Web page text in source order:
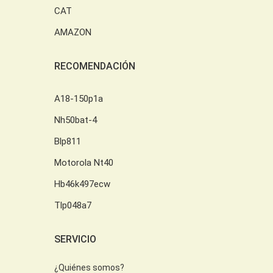
CAT
AMAZON
RECOMENDACIÓN
A18-150p1a
Nh50bat-4
Blp811
Motorola Nt40
Hb46k497ecw
Tlp048a7
SERVICIO
¿Quiénes somos?